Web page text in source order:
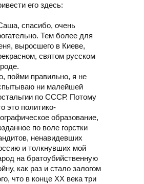
его здесь:
спасибо, очень
Тем более для
выросшего в Киеве,
святом русском
пойми правильно, я не
ни малейшей
по СССР. Потому
это политико-
образование,
по воле горстки
ненавидевших
и толкнувших мой
на братоубийственную
как раз и стало залогом
что в конце ХХ века три